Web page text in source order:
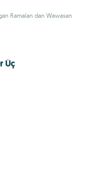
Ramalan dan Wawasan
Üç